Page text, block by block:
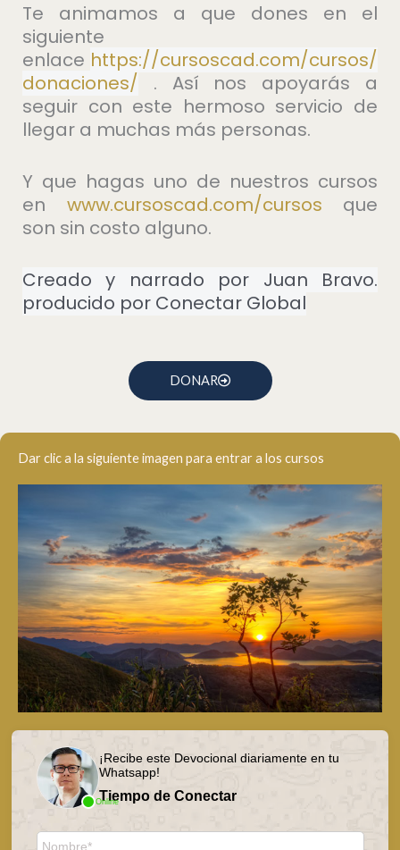
Te animamos a que dones en el
siguiente
enlace https://cursoscad.com/cursos/
donaciones/ . Así nos apoyarás a
seguir con este hermoso servicio de
llegar a muchas más personas.
Y que hagas uno de nuestros cursos
en ⁠www.cursoscad.com/cursos⁠ que
son sin costo alguno.
Creado y narrado por Juan Bravo.
producido por Conectar Global
DONAR
Dar clic a la siguiente imagen para entrar a los cursos
Online
¡Recibe este Devocional diariamente en tu
Whatsapp!
Tiempo de Conectar